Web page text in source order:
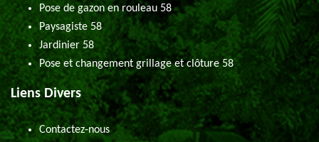
Pose de gazon en rouleau 58
Paysagiste 58
Jardinier 58
Pose et changement grillage et clôture 58
Liens Divers
Contactez-nous